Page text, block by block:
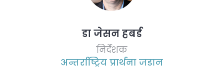
डा जेसन हबर्ड
निर्देशक
अन्तर्राष्ट्रिय प्रार्थना जडान